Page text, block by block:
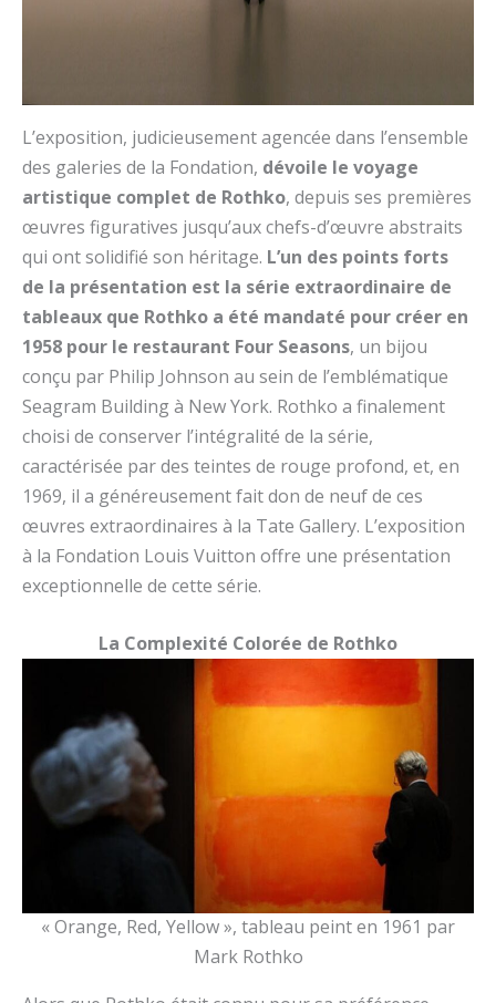
L’exposition, judicieusement agencée dans l’ensemble
des galeries de la Fondation, dévoile le voyage
artistique complet de Rothko, depuis ses premières
œuvres figuratives jusqu’aux chefs-d’œuvre abstraits
qui ont solidifié son héritage. L’un des points forts
de la présentation est la série extraordinaire de
tableaux que Rothko a été mandaté pour créer en
1958 pour le restaurant Four Seasons, un bijou
conçu par Philip Johnson au sein de l’emblématique
Seagram Building à New York. Rothko a finalement
choisi de conserver l’intégralité de la série,
caractérisée par des teintes de rouge profond, et, en
1969, il a généreusement fait don de neuf de ces
œuvres extraordinaires à la Tate Gallery. L’exposition
à la Fondation Louis Vuitton offre une présentation
exceptionnelle de cette série.
La Complexité Colorée de Rothko
« Orange, Red, Yellow », tableau peint en 1961 par
Mark Rothko